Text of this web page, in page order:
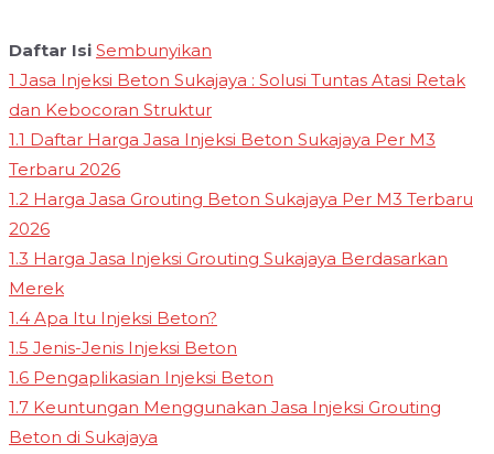
Daftar Isi Sembunyikan
1 Jasa Injeksi Beton Sukajaya : Solusi Tuntas Atasi Retak
dan Kebocoran Struktur
1.1 Daftar Harga Jasa Injeksi Beton Sukajaya Per M3
Terbaru 2026
1.2 Harga Jasa Grouting Beton Sukajaya Per M3 Terbaru
2026
1.3 Harga Jasa Injeksi Grouting Sukajaya Berdasarkan
Merek
1.4 Apa Itu Injeksi Beton?
1.5 Jenis-Jenis Injeksi Beton
1.6 Pengaplikasian Injeksi Beton
1.7 Keuntungan Menggunakan Jasa Injeksi Grouting
Beton di Sukajaya